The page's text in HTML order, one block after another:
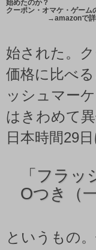
始めたのか？
クーポン・オマケ・ゲーム
→amazonで
始された。
価格に比べ
ッシュマー
はきわめて異
日本時間29
「 フラッ
Oつき（
というもの